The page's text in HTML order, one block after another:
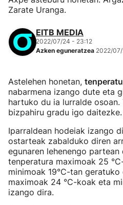
Zarate Uranga.
EITB MEDIA
2022/07/24 - 23:12
Azken eguneratzea 2022/
Astelehen honetan,
nabarmena izango dute eta
hartuko du ia lurralde
bizpahiru gradu igo daitezke.
Iparraldean hodeiak izango
ostarteak zabalduko diren
egunaren lehenengo partean
tenperatura maximoak 25
minimoak 19°C-tan geratuko
maximoak 24 °C-koak eta
izango dira.